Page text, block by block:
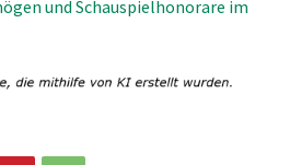
und Schauspielhonorare im